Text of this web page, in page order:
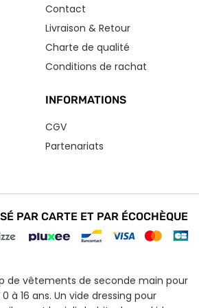
Contact
Livraison & Retour
Charte de qualité
Conditions de rachat
INFORMATIONS
CGV
Partenariats
PAR CARTE ET PAR ÉCOCHÈQUE
de vêtements de seconde main pour
à 16 ans. Un vide dressing pour